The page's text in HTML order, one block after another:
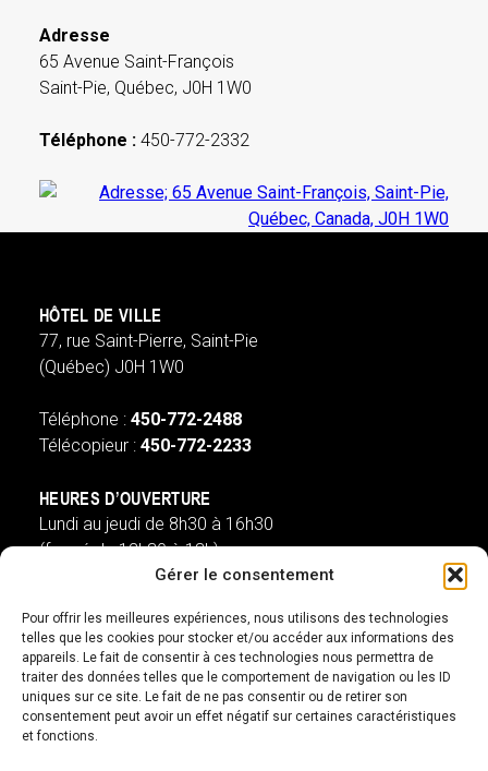
Gérer le consentement
Pour offrir les meilleures expériences, nous utilisons des technologies
telles que les cookies pour stocker et/ou accéder aux informations des
appareils. Le fait de consentir à ces technologies nous permettra de
traiter des données telles que le comportement de navigation ou les ID
uniques sur ce site. Le fait de ne pas consentir ou de retirer son
consentement peut avoir un effet négatif sur certaines caractéristiques
et fonctions.
Adresse
65 Avenue Saint-François
Saint-Pie, Québec, J0H 1W0
Téléphone : 450-772-2332
HÔTEL DE VILLE
77, rue Saint-Pierre, Saint-Pie
(Québec) J0H 1W0
Téléphone : 450-772-2488
Télécopieur : 450-772-2233
HEURES D’OUVERTURE
Lundi au jeudi de 8h30 à 16h30
(fermé de 12h30 à 13h)
Vendredi de 8h à 13h
st-pie@villest-pie.ca
SUIVEZ-NOUS